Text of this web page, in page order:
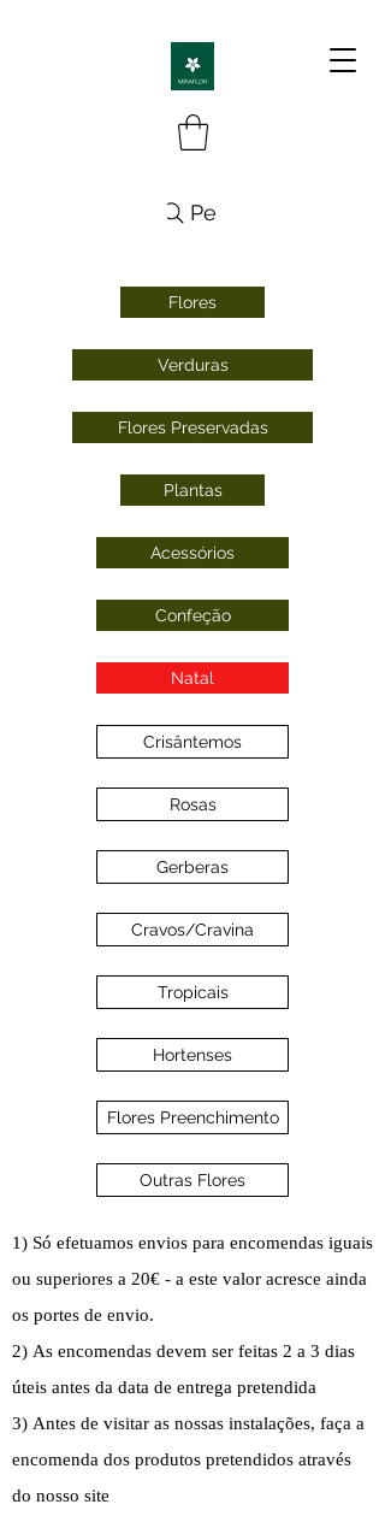
Pesquisa
Flores
Verduras
Flores Preservadas
Plantas
Acessórios
Confeção
Natal
Crisântemos
Rosas
Gerberas
Cravos/Cravina
Tropicais
Hortenses
Flores Preenchimento
Outras Flores
1) Só efetuamos envios para encomendas iguais
ou superiores a 20€ - a este valor acresce ainda
os portes de envio.
2) As encomendas devem ser feitas 2 a 3 dias
úteis antes da data de entrega pretendida
3) Antes de visitar as nossas instalações, faça a
encomenda dos produtos pretendidos através
do nosso site